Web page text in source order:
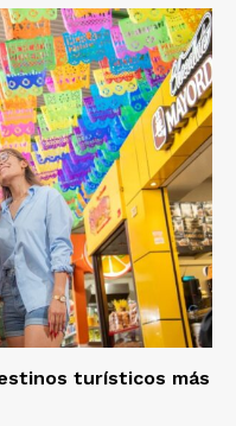
turísticos más